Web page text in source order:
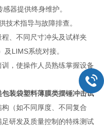
器提供终身维护。
技术指导与故障排查。
、不同尺寸冲头及试样夹
LIMS系统对接。
，使操作人员熟练掌握设备
包装袋塑料薄膜类摆锤冲击试
（如不同厚度、不同复合
研发及质量控制的特殊测试